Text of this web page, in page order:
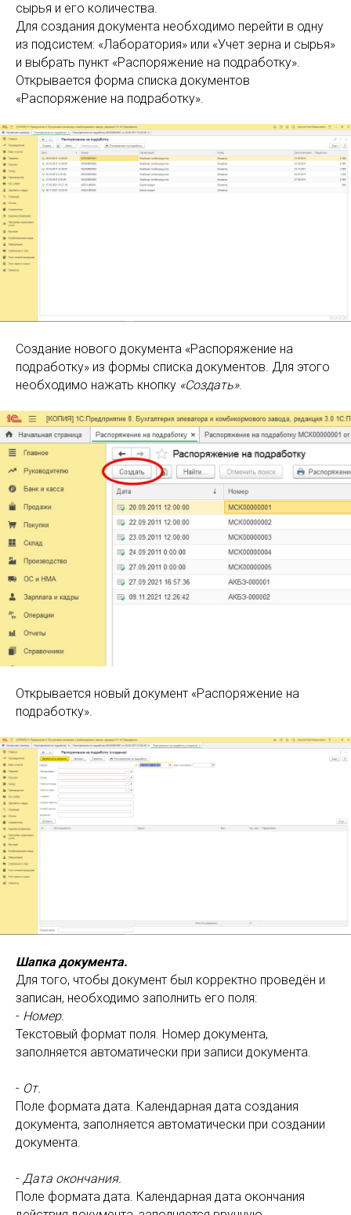
сырья и его количества.
Для создания документа необходимо перейти в одну
из подсистем: «Лаборатория» или «Учет зерна и сырья»
и выбрать пункт «Распоряжение на подработку».
Открывается форма списка документов
«Распоряжение на подработку».
Создание нового документа «Распоряжение на
подработку» из формы списка документов. Для этого
необходимо нажать кнопку «Создать».
Открывается новый документ «Распоряжение на
подработку».
Шапка документа.
Для того, чтобы документ был корректно проведён и
записан, необходимо заполнить его поля:
- Номер.
Текстовый формат поля. Номер документа,
заполняется автоматически при записи документа.
- От.
Поле формата дата. Календарная дата создания
документа, заполняется автоматически при создании
документа.
- Дата окончания.
Поле формата дата. Календарная дата окончания